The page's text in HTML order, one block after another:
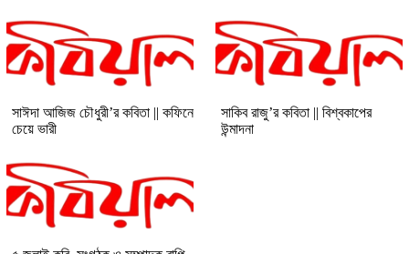
সাঈদা আজিজ চৌধুরী’র কবিতা || কফিনে
চেয়ে ভারী
সাকিব রাজু’র কবিতা || বিশ্বকাপের
উন্মাদনা